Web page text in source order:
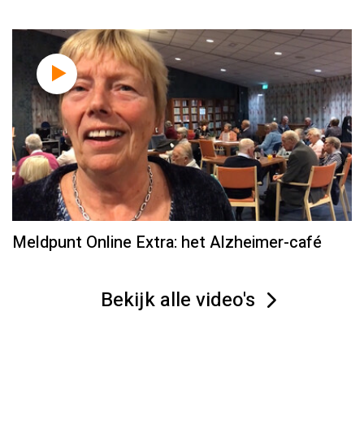
Meldpunt Online Extra: het Alzheimer-café
Bekijk alle video's